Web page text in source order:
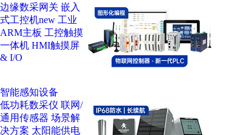
边缘数采网关 嵌入
式工控机new 工业
ARM主板 工控触摸
一体机 HMI触摸屏
& I/O
智能感知设备
低功耗数采仪 联网/
通用传感器 场景解
决方案 太阳能供电